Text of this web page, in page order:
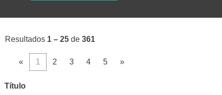
Resultados 1 – 25 de 361
« 1 2 3 4 5 »
Título